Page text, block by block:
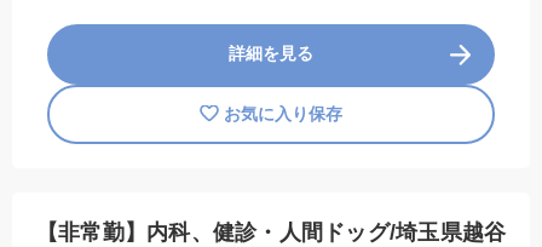
詳細を見る
お気に入り保存
【非常勤】内科、健診・人間ドッグ/埼玉県越谷